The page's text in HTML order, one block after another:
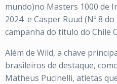
mundo)no Masters 1000 de
2024 e Casper Ruud (Nº 8
campanha do título do Chile
Além de Wild, a chave
brasileiros de destaque,
Matheus Pucinelli, atletas